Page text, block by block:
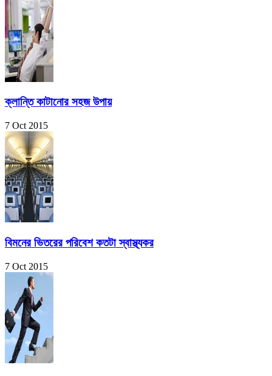
ক্লান্তি কাটানোর সহজ উপায়
7 Oct 2015
বিমনের ভিতরের পরিবেশ কতটা স্বাস্থ্যকর
7 Oct 2015